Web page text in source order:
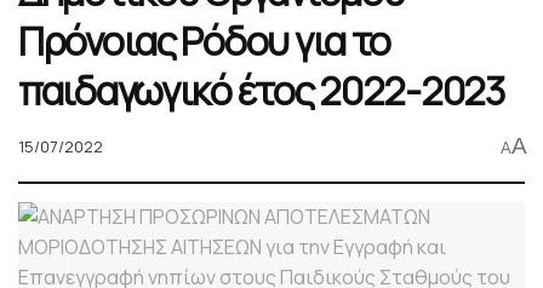
Πρόνοιας Ρόδου για το
παιδαγωγικό έτος 2022-2023
15/07/2022 AA